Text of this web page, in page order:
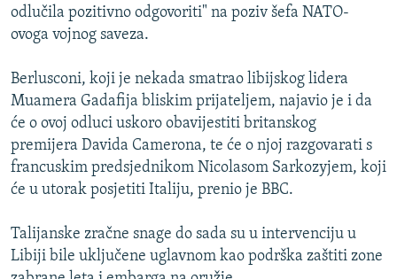
VIŠE OD NASLOVA
GENOCID U SREBRENICI
POPLAVE I KLIZIŠTA U BIH 2024.
TV LIBERTY
POST SCRIPTUM
MOJA EVROPA
TRI DECENIJE OD RATA U BIH
SVE KARTE DEJTONA
NASTANAK I RASPAD JUGOSLAVIJE
PRATITE NAS
Sve RFE/RL stranice
odlučila pozitivno odgovoriti" na poziv šefa NATO-
ovoga vojnog saveza.
Berlusconi, koji je nekada smatrao libijskog lidera
Muamera Gadafija bliskim prijateljem, najavio je i da
će o ovoj odluci uskoro obavijestiti britanskog
premijera Davida Camerona, te će o njoj razgovarati s
francuskim predsjednikom Nicolasom Sarkozyjem, koji
će u utorak posjetiti Italiju, prenio je BBC.
Talijanske zračne snage do sada su u intervenciju u
Libiji bile uključene uglavnom kao podrška zaštiti zone